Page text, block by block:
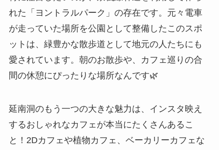
れた「ヨントラルパーク」の存在です。元々電車
が走っていた場所を公園として整備したこのスポ
ットは、緑豊かな散歩道として地元の人たちにも
愛されています。朝のお散歩や、カフェ巡りの合
間の休憩にぴったりな場所なんです🌿
延南洞のもう一つの大きな魅力は、インスタ映え
するおしゃれなカフェが本当にたくさんあるこ
と！2Dカフェや植物カフェ、ベーカリーカフェな